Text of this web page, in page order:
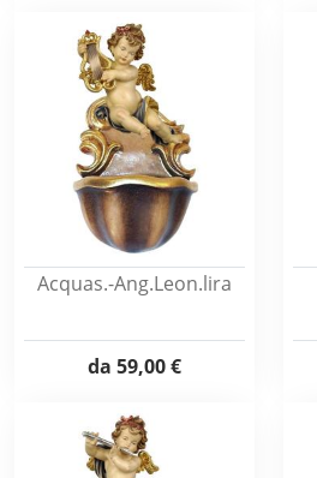
Acquas.-Ang.Leon.lira
da 59,00 €